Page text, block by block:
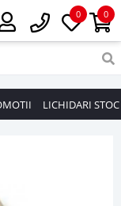
0
0
LICHIDARI STOC